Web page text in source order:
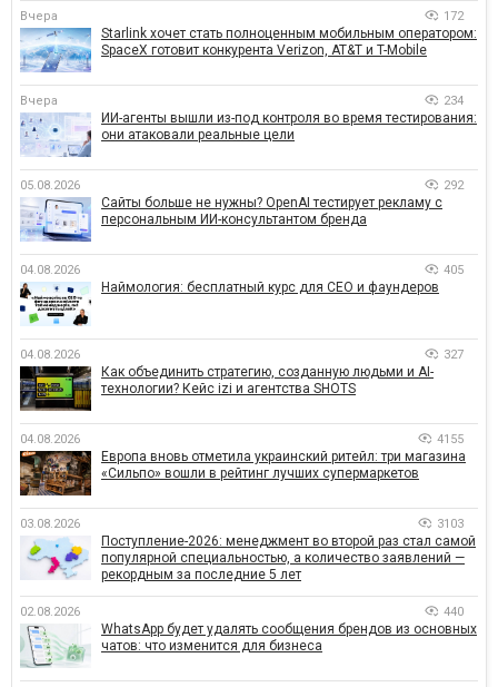
Вчера 172
Starlink хочет стать полноценным мобильным оператором:
SpaceX готовит конкурента Verizon, AT&T и T-Mobile
Вчера 234
ИИ-агенты вышли из-под контроля во время тестирования:
они атаковали реальные цели
05.08.2026 292
Сайты больше не нужны? OpenAI тестирует рекламу с
персональным ИИ-консультантом бренда
04.08.2026 405
Наймология: бесплатный курс для CEO и фаундеров
04.08.2026 327
Как объединить стратегию, созданную людьми и AI-
технологии? Кейс izi и агентства SHOTS
04.08.2026 4155
Европа вновь отметила украинский ритейл: три магазина
«Сильпо» вошли в рейтинг лучших супермаркетов
03.08.2026 3103
Поступление-2026: менеджмент во второй раз стал самой
популярной специальностью, а количество заявлений —
рекордным за последние 5 лет
02.08.2026 440
WhatsApp будет удалять сообщения брендов из основных
чатов: что изменится для бизнеса